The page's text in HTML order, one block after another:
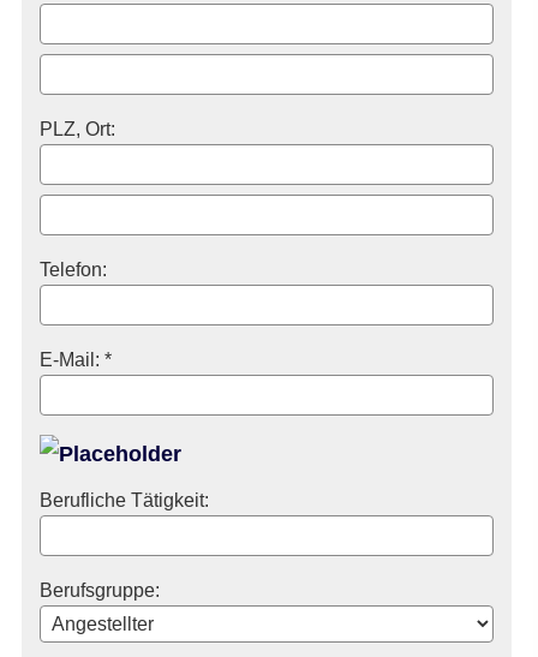
PLZ, Ort:
Telefon:
E-Mail: *
Berufliche Tätigkeit:
Berufsgruppe: